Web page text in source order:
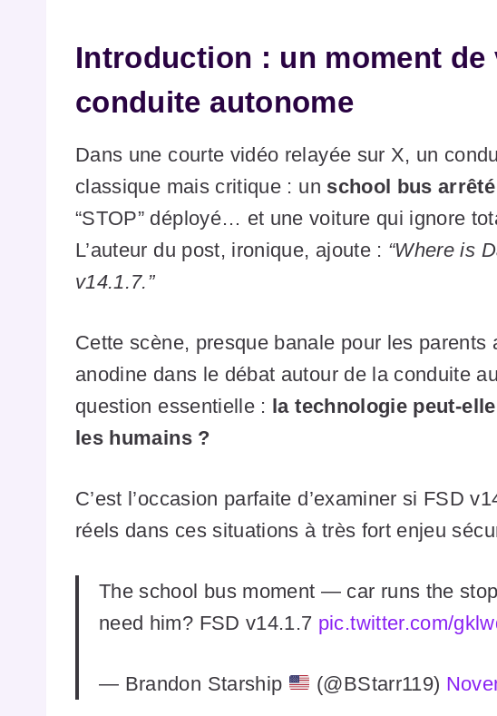
Introduction : un moment de
conduite autonome
Dans une courte vidéo relayée sur X, un
classique mais critique : un school bus arrêté
“STOP” déployé… et une voiture qui ignore
L’auteur du post, ironique, ajoute : “Where is
v14.1.7.”
Cette scène, presque banale pour les parents
anodine dans le débat autour de la conduite
question essentielle : la technologie peut-
les humains ?
C’est l’occasion parfaite d’examiner si FSD
réels dans ces situations à très fort enjeu
The school bus moment — car runs the
need him? FSD v14.1.7 pic.twitter.com/
— Brandon Starship (@BStarr119)